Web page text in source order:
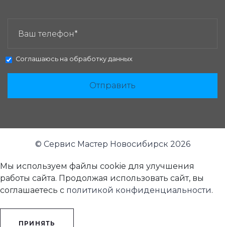
Соглашаюсь на обработку данных
Отправить
© Сервис Мастер Новосибирск 2026
Мы используем файлы cookie для улучшения
работы сайта. Продолжая использовать сайт, вы
соглашаетесь с политикой конфиденциальности.
ПРИНЯТЬ